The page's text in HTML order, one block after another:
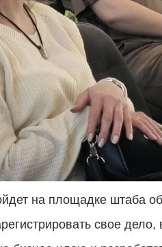
на площадке штаба
свое